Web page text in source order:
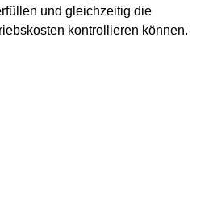
und gleichzeitig die
kontrollieren können.